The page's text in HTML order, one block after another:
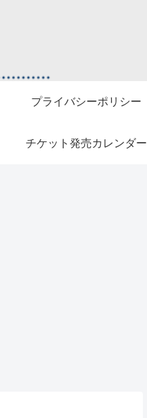
プライバシーポリシー
チケット発売カレンダー